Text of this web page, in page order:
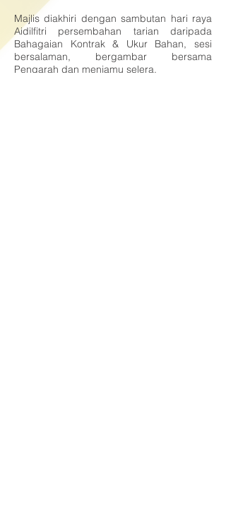
Majlis diakhiri dengan sambutan hari raya
Aidilfitri persembahan tarian daripada
Bahagaian Kontrak & Ukur Bahan, sesi
bersalaman, bergambar bersama
Pengarah dan menjamu selera.